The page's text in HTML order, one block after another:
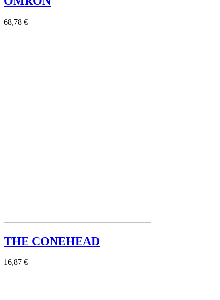
68,78 €
THE CONEHEAD
16,87 €